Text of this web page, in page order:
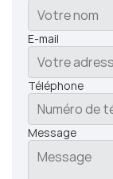
E-mail
Téléphone
Message